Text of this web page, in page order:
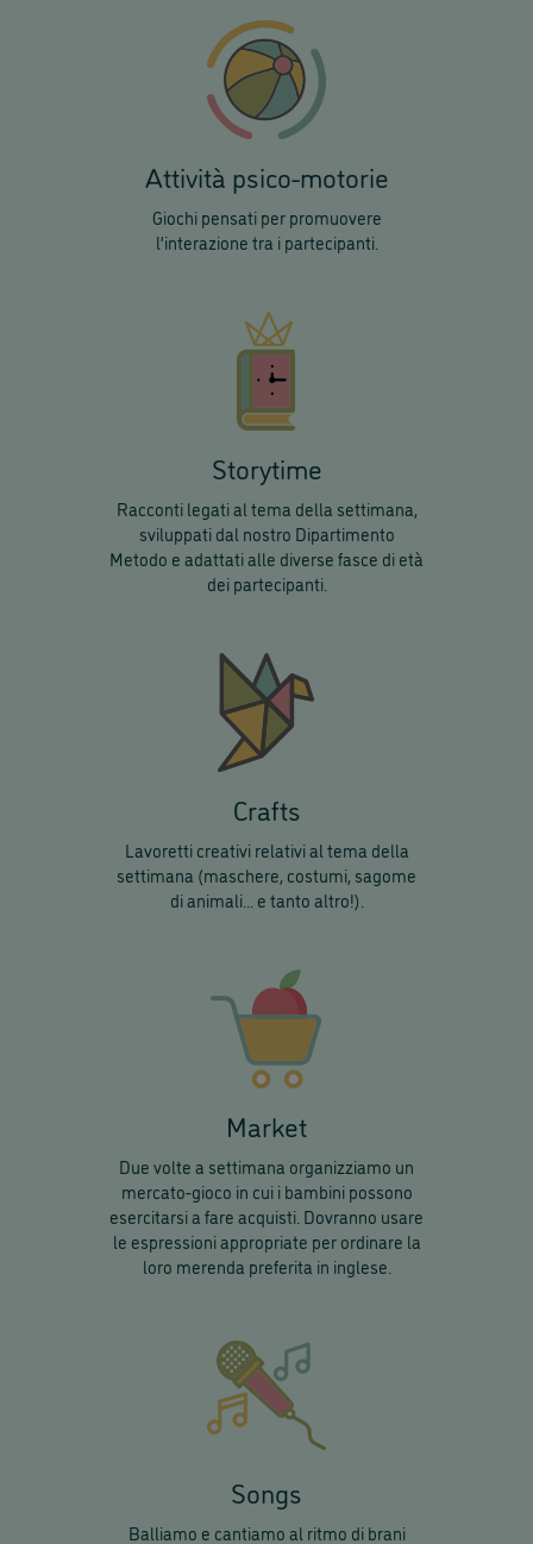
Attività psico-motorie
Giochi pensati per promuovere
l’interazione tra i partecipanti.
Storytime
Racconti legati al tema della settimana,
sviluppati dal nostro Dipartimento
Metodo e adattati alle diverse fasce di età
dei partecipanti.
Crafts
Lavoretti creativi relativi al tema della
settimana (maschere, costumi, sagome
di animali... e tanto altro!).
Market
Due volte a settimana organizziamo un
mercato-gioco in cui i bambini possono
esercitarsi a fare acquisti. Dovranno usare
le espressioni appropriate per ordinare la
loro merenda preferita in inglese.
Songs
Balliamo e cantiamo al ritmo di brani